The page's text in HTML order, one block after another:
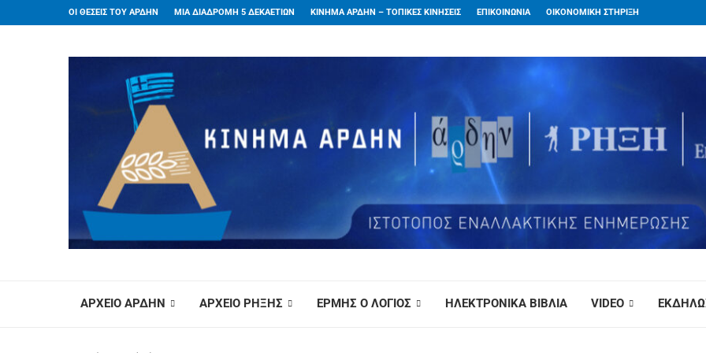
ΟΙ ΘΕΣΕΙΣ ΤΟΥ ΑΡΔΗΝ ΜΙΑ ΔΙΑΔΡΟΜΗ 5 ΔΕΚΑΕΤΙΩΝ ΚΙΝΗΜΑ ΑΡΔΗΝ – ΤΟΠΙΚΕΣ ΚΙΝΗΣΕΙΣ ΕΠΙΚΟΙΝΩΝΙΑ ΟΙΚΟΝΟΜΙΚΗ ΣΤΗΡΙΞΗ
ΑΡΧΕΙΟ ΑΡΔΗΝ ΑΡΧΕΙΟ ΡΗΞΗΣ ΕΡΜΗΣ Ο ΛΟΓΙΟΣ ΗΛΕΚΤΡΟΝΙΚΑ ΒΙΒΛΙΑ VIDEO